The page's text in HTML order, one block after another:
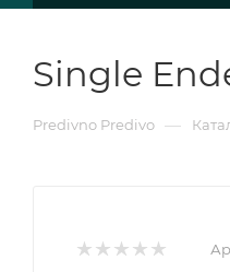
Single
Predivno Predivo —